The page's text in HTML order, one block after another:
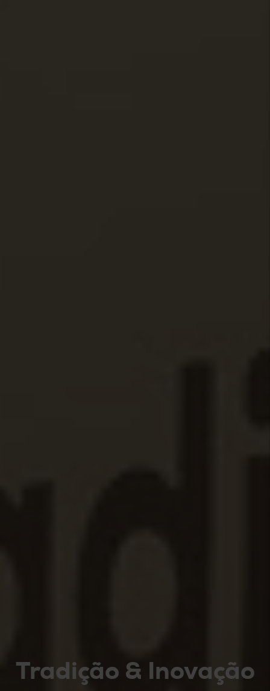
Tradição & Inovação